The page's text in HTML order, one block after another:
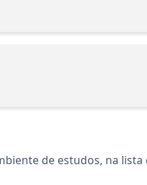
de estudos, na lista